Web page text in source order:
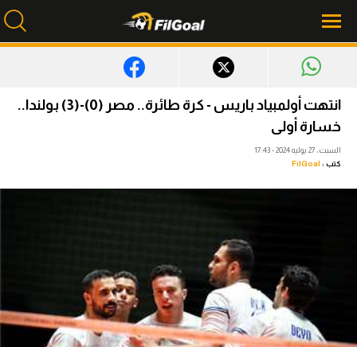
محتوى إخباري
الرئيسية
أخبار
مباريات
فانتازي في الجول
مسابقة التوقعات
فيديوهات
انتهت أولمبياد باريس - كرة طائرة.. مصر (0)-(3) بولندا..
خسارة أولى
السبت، 27 يوليه 2024 - 17:43
كتب : FilGoal